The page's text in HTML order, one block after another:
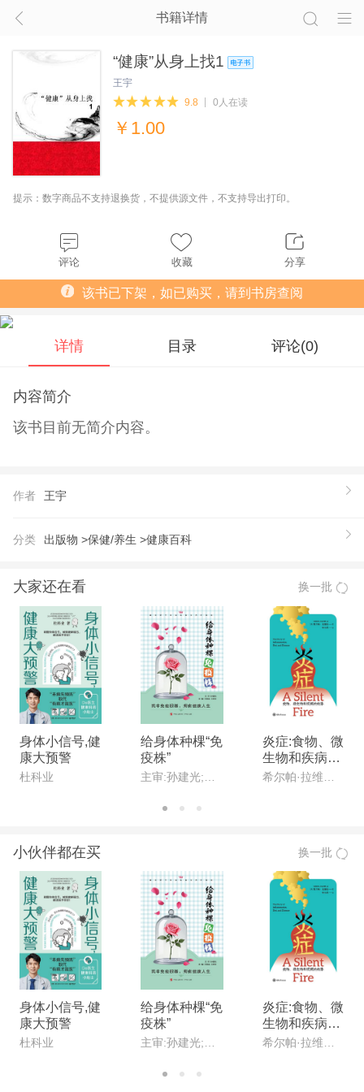
书籍详情
“健康”从身上找1
王宇
9.8
0人在读
￥ 1.00
提示：数字商品不支持退换货，不提供源文件，不支持导出打印。
评论 收藏 分享
该书已下架，如已购买，请到书房查阅
详情 目录 评论(0)
内容简介
该书目前无简介内容。
作者 王宇
分类 出版物 >保健/养生 >健康百科
大家还在看 换一批
身体小信号,健
康大预警
杜科业
给身体种棵“免
疫株”
主审:孙建光;主编:宋明全,王秀玲
炎症:食物、微
生物和疾病的
故事
希尔帕·拉维拉(Shilpa Ravella)
小伙伴都在买 换一批
身体小信号,健
康大预警
杜科业
给身体种棵“免
疫株”
炎症:食物、微
生物和疾病的
故事